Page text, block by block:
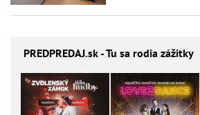
PREDPREDAJ.sk - Tu sa rodia zážitky